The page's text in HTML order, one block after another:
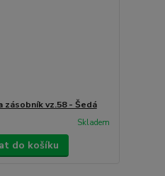
zásobník vz.58 - Šedá
Skladem
do košíku